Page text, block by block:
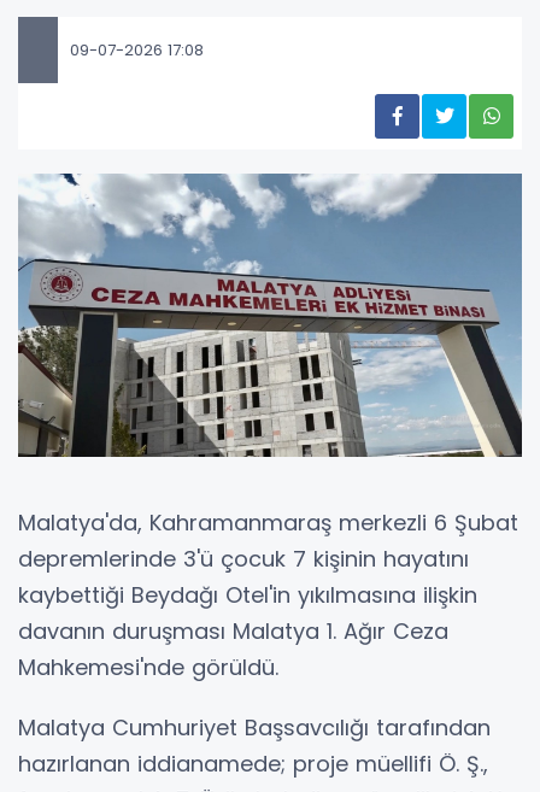
09-07-2026 17:08
Malatya'da, Kahramanmaraş merkezli 6 Şubat
depremlerinde 3'ü çocuk 7 kişinin hayatını
kaybettiği Beydağı Otel'in yıkılmasına ilişkin
davanın duruşması Malatya 1. Ağır Ceza
Mahkemesi'nde görüldü.
Malatya Cumhuriyet Başsavcılığı tarafından
hazırlanan iddianamede; proje müellifi Ö. Ş.,